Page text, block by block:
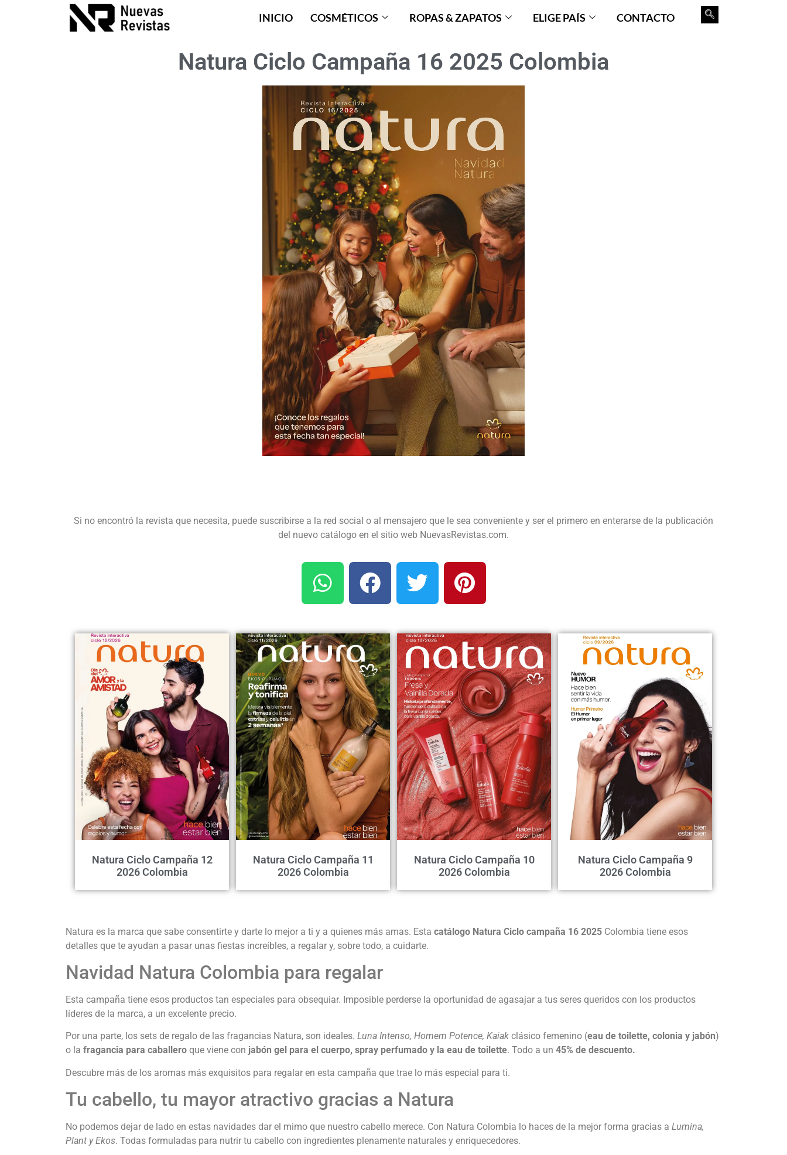
INICIO COSMÉTICOS ROPAS & ZAPATOS ELIGE PAÍS CONTACTO
Natura Ciclo Campaña 16 2025 Colombia
Si no encontró la revista que necesita, puede suscribirse a la red social o al mensajero que le sea conveniente y ser el primero en enterarse de la publicación
del nuevo catálogo en el sitio web NuevasRevistas.com.
Natura Ciclo Campaña 12
2026 Colombia
Natura Ciclo Campaña 11
2026 Colombia
Natura Ciclo Campaña 10
2026 Colombia
Natura Ciclo Campaña 9
2026 Colombia
Natura es la marca que sabe consentirte y darte lo mejor a ti y a quienes más amas. Esta catálogo Natura Ciclo campaña 16 2025 Colombia tiene esos
detalles que te ayudan a pasar unas fiestas increíbles, a regalar y, sobre todo, a cuidarte.
Navidad Natura Colombia para regalar
Esta campaña tiene esos productos tan especiales para obsequiar. Imposible perderse la oportunidad de agasajar a tus seres queridos con los productos
líderes de la marca, a un excelente precio.
Por una parte, los sets de regalo de las fragancias Natura, son ideales. Luna Intenso, Homem Potence, Kaiak clásico femenino (eau de toilette, colonia y jabón)
o la fragancia para caballero que viene con jabón gel para el cuerpo, spray perfumado y la eau de toilette. Todo a un 45% de descuento.
Descubre más de los aromas más exquisitos para regalar en esta campaña que trae lo más especial para ti.
Tu cabello, tu mayor atractivo gracias a Natura
No podemos dejar de lado en estas navidades dar el mimo que nuestro cabello merece. Con Natura Colombia lo haces de la mejor forma gracias a Lumina,
Plant y Ekos. Todas formuladas para nutrir tu cabello con ingredientes plenamente naturales y enriquecedores.